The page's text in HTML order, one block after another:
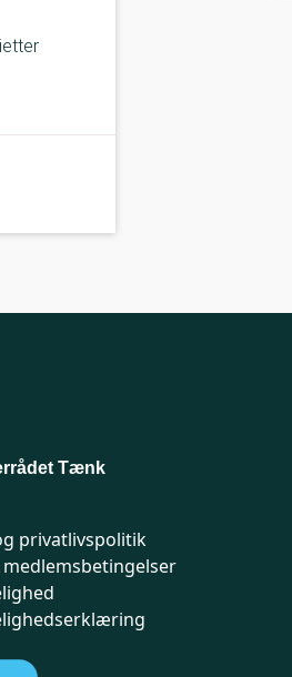
Tænk
privatlivspolitik
medlemsbetingelser